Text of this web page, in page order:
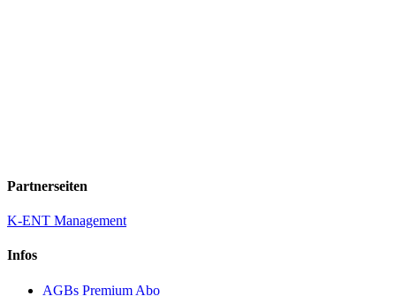
Partnerseiten
K-ENT Management
Infos
AGBs Premium Abo